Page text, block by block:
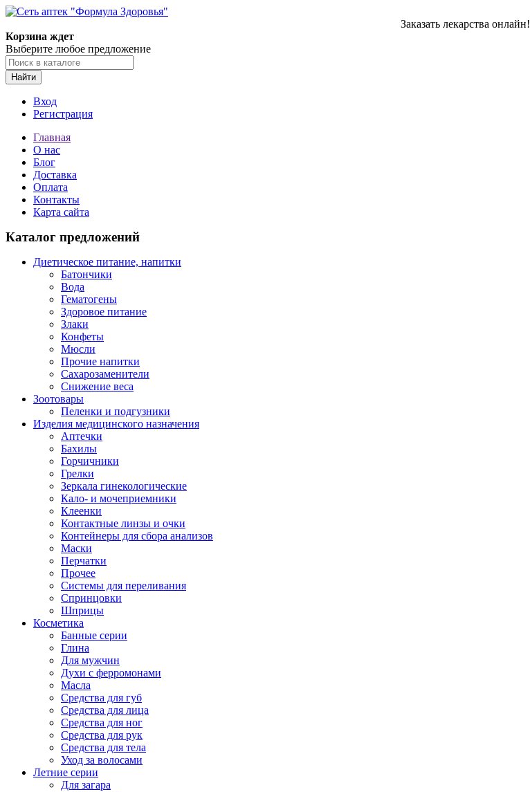
Заказать лекарства онлайн!
Корзина ждет
Выберите любое предложение
Найти
Вход
Регистрация
Главная
О нас
Блог
Доставка
Оплата
Контакты
Карта сайта
Каталог предложений
Диетическое питание, напитки
Батончики
Вода
Гематогены
Здоровое питание
Злаки
Конфеты
Мюсли
Прочие напитки
Сахарозаменители
Снижение веса
Зоотовары
Пеленки и подгузники
Изделия медицинского назначения
Аптечки
Бахилы
Горчичники
Грелки
Зеркала гинекологические
Кало- и мочеприемники
Клеенки
Контактные линзы и очки
Контейнеры для сбора анализов
Маски
Перчатки
Прочее
Системы для переливания
Спринцовки
Шприцы
Косметика
Банные серии
Глина
Для мужчин
Духи с ферромонами
Масла
Средства для губ
Средства для лица
Средства для ног
Средства для рук
Средства для тела
Уход за волосами
Летние серии
Для загара